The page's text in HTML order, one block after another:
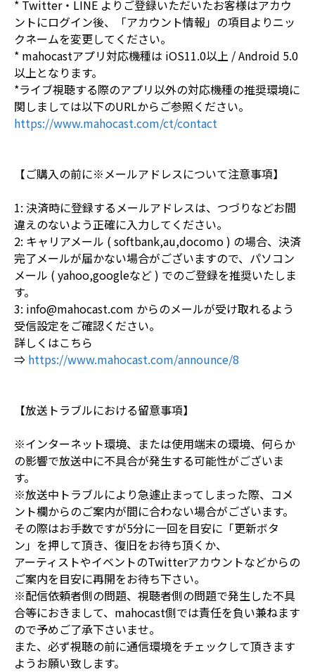
* Twitter・LINE よりご登録いただいたお客様はアカウ
ントにログイン後、「アカウント情報」の項目よりニッ
クネームを変更してください。
* mahocastアプリ対応機種は iOS11.0以上 / Android 5.0
以上となります。
*ライブ視聴する際のアプリ以外の対応機種の推奨環境に
関しましては以下のURLからご参照ください。
https://www.mahocast.com/ct/contact
【ご購入の前に※メールアドレスについて注意事項】
1: 決済時に登録するメールアドレスは、つづりなどお間
違えのないよう正確に入力してください。
2: キャリアメール ( softbank,au,docomo ) の場合、決済
完了メールが届かない場合がございますので、パソコン
メール ( yahoo,googleなど ) でのご登録を推奨いたしま
す。
3: info@mahocast.com からのメールが受け取れるよう
受信設定をご確認ください。
詳しくはこちら
⇒ https://www.mahocast.com/announce/8
【放送トラブルにおける留意事項】
※インターネット環境、または使用端末の環境、何らか
の影響で放送中に不具合が発生する可能性がございま
す。
※放送中トラブルにより急遽止まってしまった際、コメ
ント欄からのご案内が間に合わない場合がございます。
その際はお手数ですが5分に一回を目安に「更新ボタ
ン」を押して頂き、復旧をお待ち頂くか、
アーティストやイベントのTwitterアカウントなどからの
ご案内を目安に再開をお待ち下さい。
※配信依頼者側の問題、視聴者側の問題で発生した不具
合等におきまして、mahocast側では責任を負い兼ねます
ので予めご了承下さいませ。
また、必ず視聴の前に通信環境をチェックして頂きます
ようお願い致します。